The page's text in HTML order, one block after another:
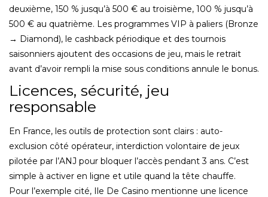
deuxième, 150 % jusqu’à 500 € au troisième, 100 % jusqu’à
500 € au quatrième. Les programmes VIP à paliers (Bronze
→ Diamond), le cashback périodique et des tournois
saisonniers ajoutent des occasions de jeu, mais le retrait
avant d’avoir rempli la mise sous conditions annule le bonus.
Licences, sécurité, jeu
responsable
En France, les outils de protection sont clairs : auto-
exclusion côté opérateur, interdiction volontaire de jeux
pilotée par l’ANJ pour bloquer l’accès pendant 3 ans. C’est
simple à activer en ligne et utile quand la tête chauffe.
Pour l’exemple cité, Ile De Casino mentionne une licence